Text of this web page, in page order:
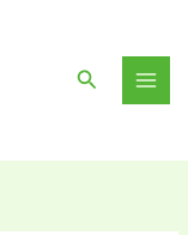
Tìm
kiếm